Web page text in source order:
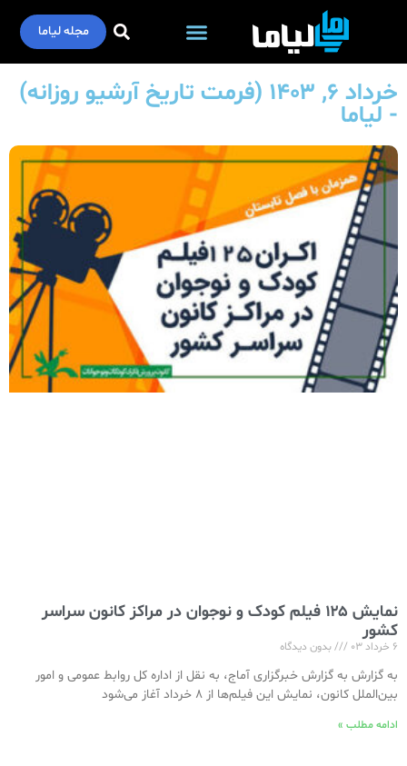
مجله لیاما
خرداد ۶, ۱۴۰۳ (فرمت تاریخ آرشیو روزانه)
- لیاما
نمایش ۱۲۵ فیلم کودک و نوجوان در مراکز کانون سراسر
کشور
۶ خرداد ۰۳ بدون دیدگاه
به گزارش به گزارش خبرگزاری آماج، به نقل از اداره کل روابط عمومی و امور
بین‌الملل کانون، نمایش این فیلم‌ها از ۸ خرداد آغاز می‌شود
ادامه مطلب »